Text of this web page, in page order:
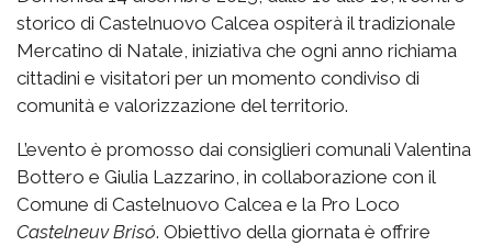
storico di Castelnuovo Calcea ospiterà il tradizionale
Mercatino di Natale, iniziativa che ogni anno richiama
cittadini e visitatori per un momento condiviso di
comunità e valorizzazione del territorio.
L’evento è promosso dai consiglieri comunali Valentina
Bottero e Giulia Lazzarino, in collaborazione con il
Comune di Castelnuovo Calcea e la Pro Loco
Castelneuv Brisó. Obiettivo della giornata è offrire